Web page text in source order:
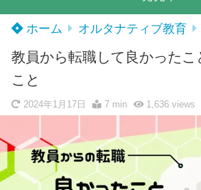
ホーム オルタナティブ教育
教員から転職して良かったこ
こと
2024年1月17日 7 min 1,636views